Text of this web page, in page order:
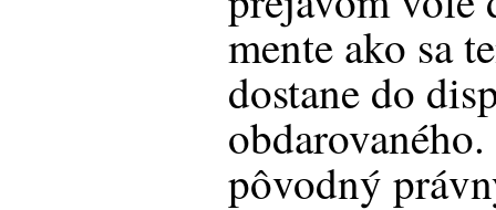
mente ako sa
dostane do
pôvodný